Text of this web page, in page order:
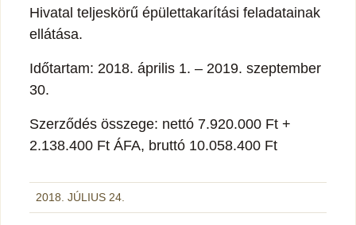
Hivatal teljeskörű épülettakarítási feladatainak
ellátása.
Időtartam: 2018. április 1. – 2019. szeptember
30.
Szerződés összege: nettó 7.920.000 Ft +
2.138.400 Ft ÁFA, bruttó 10.058.400 Ft
2018. JÚLIUS 24.